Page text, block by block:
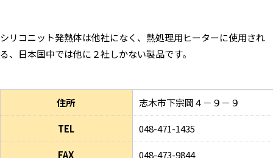
シリコニット発熱体は他社になく、熱処理用ヒーターに使用され
る、日本国中では他に２社しかない製品です。
住所 志木市下宗岡４－９－９
TEL 048-471-1435
FAX 048-473-9844